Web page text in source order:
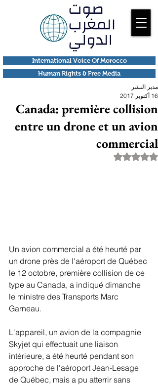
Human Rights & Free Media
International Voice Of Morocco
Canada: première collision
entre un drone et un avion
commercial
مدير النشر
16 أكتوبر 2017
تم التقييم بـ ليس رقمًا من أصل 5 نجوم.
Un avion commercial a été heurté par
un drone près de l'aéroport de Québec
le 12 octobre, première collision de ce
type au Canada, a indiqué dimanche
le ministre des Transports Marc
Garneau.
L'appareil, un avion de la compagnie
Skyjet qui effectuait une liaison
intérieure, a été heurté pendant son
approche de l'aéroport Jean-Lesage
de Québec, mais a pu atterrir sans